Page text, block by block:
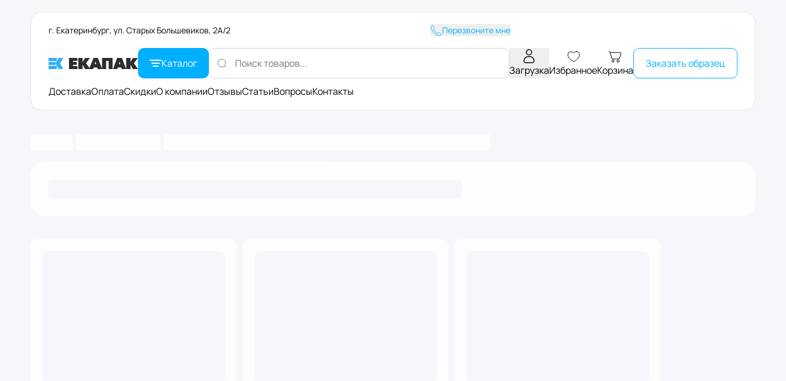
г. Екатеринбург, ул. Старых Большевиков, 2А/2 Перезвоните мне
Каталог
ЗагрузкаИзбранноеКорзина
Заказать образец
ДоставкаОплатаСкидкиО компанииОтзывыСтатьиВопросыКонтакты